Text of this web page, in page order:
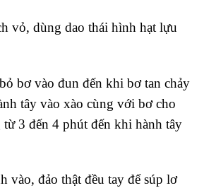
vỏ, dùng dao thái hình hạt lựu
bơ vào đun đến khi bơ tan chảy
tây vào xào cùng với bơ cho
3 đến 4 phút đến khi hành tây
vào, đảo thật đều tay để súp lơ